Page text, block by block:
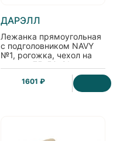
ДАРЭЛЛ
Лежанка прямоугольная
с подголовником NAVY
№1, рогожка, чехол на
молнии 75*50*21см,
1601 ₽